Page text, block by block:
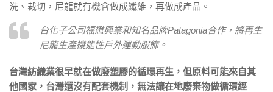
洗、裁切，尼龍就有機會做成纖維，再做成產品。
台化子公司福懋興業和知名品牌Patagonia合作，將再生
尼龍生產機能性戶外運動服飾。
台灣紡織業很早就在做廢塑膠的循環再生，但原料可能來自其
他國家，台灣還沒有配套機制，無法讓在地廢棄物做循環經